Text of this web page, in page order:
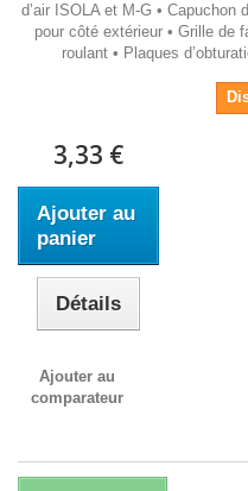
d’air ISOLA et M-G • Capuchon
pour côté extérieur • Grille de
roulant • Plaques
3,33 €
Ajouter au
panier
Détails
Ajouter au
comparateur